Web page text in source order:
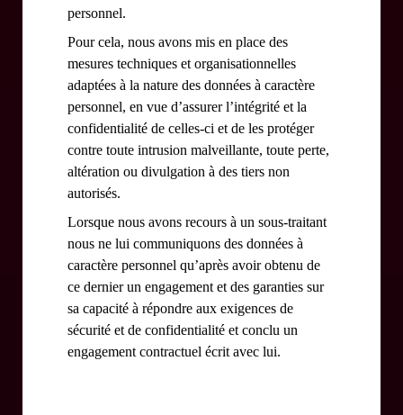
personnel.
Pour cela, nous avons mis en place des
mesures techniques et organisationnelles
adaptées à la nature des données à caractère
personnel, en vue d’assurer l’intégrité et la
confidentialité de celles-ci et de les protéger
contre toute intrusion malveillante, toute perte,
altération ou divulgation à des tiers non
autorisés.
Lorsque nous avons recours à un sous-traitant
nous ne lui communiquons des données à
caractère personnel qu’après avoir obtenu de
ce dernier un engagement et des garanties sur
sa capacité à répondre aux exigences de
sécurité et de confidentialité et conclu un
engagement contractuel écrit avec lui.